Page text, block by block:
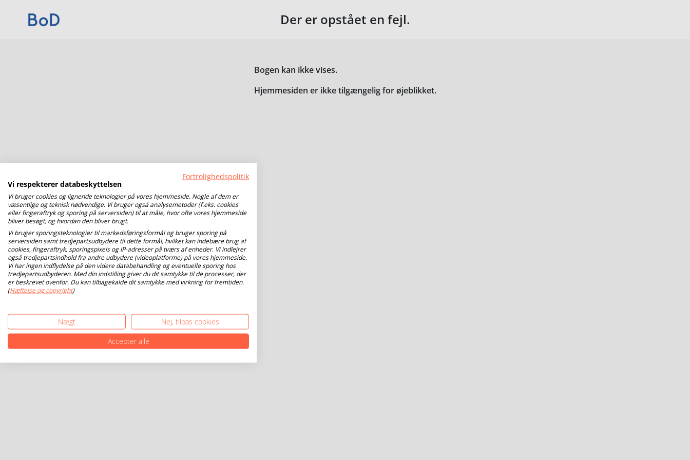
Der er opstået en fejl.
Bogen kan ikke vises.
Hjemmesiden er ikke tilgængelig for øjeblikket.
Fortrolighedspolitik
Vi respekterer databeskyttelsen
Vi bruger cookies og lignende teknologier på vores hjemmeside. Nogle af dem er
væsentlige og teknisk nødvendige. Vi bruger også analysemetoder (f.eks. cookies
eller fingeraftryk og sporing på serversiden) til at måle, hvor ofte vores hjemmeside
bliver besøgt, og hvordan den bliver brugt.
Vi bruger sporingsteknologier til markedsføringsformål og bruger sporing på
serversiden samt tredjepartsudbydere til dette formål, hvilket kan indebære brug af
cookies, fingeraftryk, sporingspixels og IP-adresser på tværs af enheder. Vi indlejrer
også tredjepartsindhold fra andre udbydere (videoplatforme) på vores hjemmeside.
Vi har ingen indflydelse på den videre databehandling og eventuelle sporing hos
tredjepartsudbyderen. Med din indstilling giver du dit samtykke til de processer, der
er beskrevet ovenfor. Du kan tilbagekalde dit samtykke med virkning for fremtiden.
(Hæftelse og copyright)
Nægt
Nej, tilpas cookies
Accepter alle